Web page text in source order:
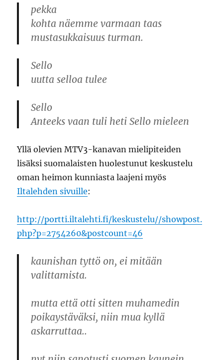
pekka
kohta näemme varmaan taas
mustasukkaisuus turman.
Sello
uutta selloa tulee
Sello
Anteeks vaan tuli heti Sello mieleen
Yllä olevien MTV3-kanavan mielipiteiden
lisäksi suomalaisten huolestunut keskustelu
oman heimon kunniasta laajeni myös
Iltalehden sivuille:
http://portti.iltalehti.fi/keskustelu//showpost.
php?p=2754260&postcount=46
kaunishan tyttö on, ei mitään
valittamista.
mutta että otti sitten muhamedin
poikaystäväksi, niin mua kyllä
askarruttaa..